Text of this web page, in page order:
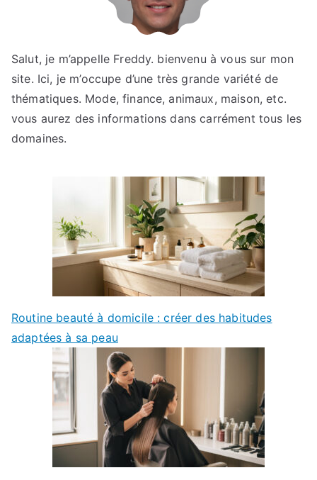
Salut, je m’appelle Freddy. bienvenu à vous sur mon
site. Ici, je m’occupe d’une très grande variété de
thématiques. Mode, finance, animaux, maison, etc.
vous aurez des informations dans carrément tous les
domaines.
Routine beauté à domicile : créer des habitudes
adaptées à sa peau